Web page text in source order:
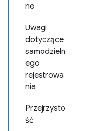
ne
Uwagi
dotyczące
samodzieln
ego
rejestrowa
nia
Przejrzysto
ść